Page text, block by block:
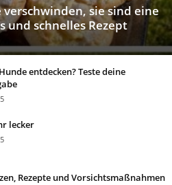
sie sind eine
und schnelles Rezept
entdecken? Teste deine
lecker
Rezepte und Vorsichtsmaßnahmen